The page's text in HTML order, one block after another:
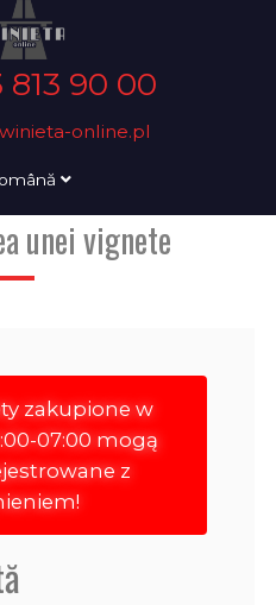
813 90 00
online.pl
unei vignete
zakupione w
07:00 mogą
z